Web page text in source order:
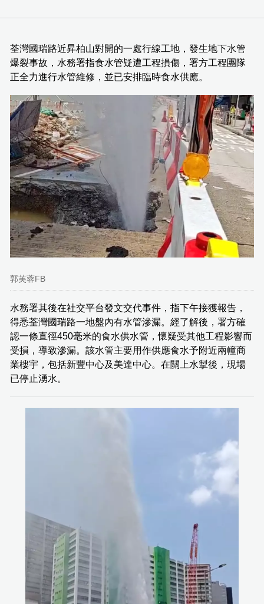
荃灣國瑞路近昇柏山對開的一處行線工地，發生地下水管
爆裂事故，水務署指食水管疑遭工程損傷，署方工程團隊
正全力進行水管維修，並已安排臨時食水供應。
郭芙蓉FB
水務署其後在社交平台發文交代事件，指下午接獲報告，
得悉荃灣國瑞路一地盤內有水管滲漏。經了解後，署方確
認一條直徑450毫米的食水供水管，懷疑受其他工程影響而
受損，導致滲漏。該水管主要用作供應食水予附近兩幢商
業樓宇，包括新豐中心及美達中心。在關上水掣後，現場
已停止湧水。